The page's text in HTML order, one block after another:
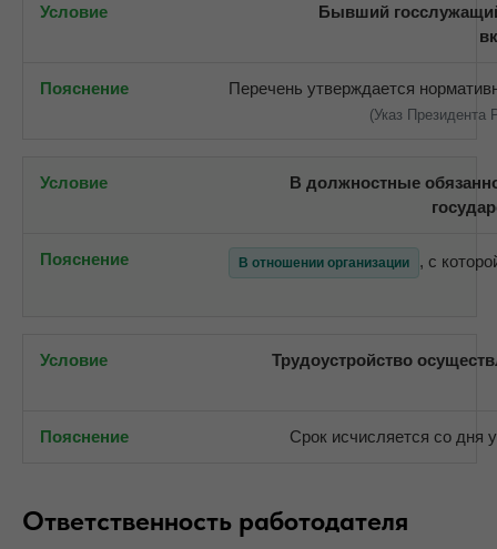
Бывший
Перечень утверждается
(Указ
В должностные
В отношении организации , с
Трудоустройство
Срок исчисляется со дня
Ответственность работодателя